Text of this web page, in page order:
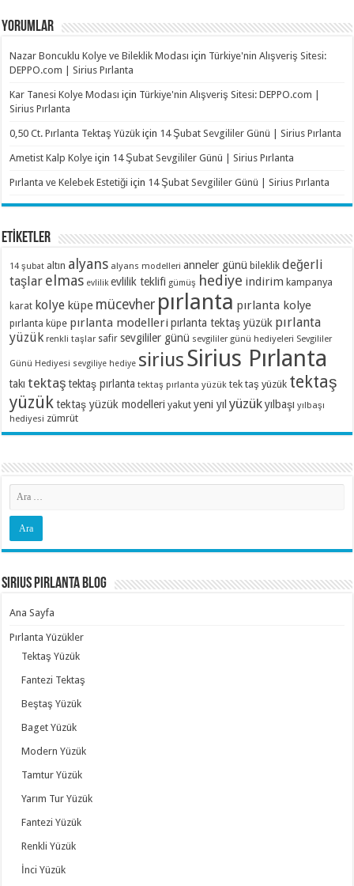
YORUMLAR
Nazar Boncuklu Kolye ve Bileklik Modası için Türkiye'nin Alışveriş Sitesi:
DEPPO.com | Sirius Pırlanta
Kar Tanesi Kolye Modası için Türkiye'nin Alışveriş Sitesi: DEPPO.com |
Sirius Pırlanta
0,50 Ct. Pırlanta Tektaş Yüzük için 14 Şubat Sevgililer Günü | Sirius Pırlanta
Ametist Kalp Kolye için 14 Şubat Sevgililer Günü | Sirius Pırlanta
Pırlanta ve Kelebek Estetiği için 14 Şubat Sevgililer Günü | Sirius Pırlanta
ETİKETLER
14 şubat altın alyans alyans modelleri anneler günü bileklik değerli
taşlar elmas evlilik evlilik teklifi gümüş hediye indirim kampanya
karat kolye küpe mücevher pırlanta pırlanta kolye
pırlanta küpe pırlanta modelleri pırlanta tektaş yüzük pırlanta
yüzük renkli taşlar safir sevgililer günü sevgililer günü hediyeleri Sevgililer
Günü Hediyesi sevgiliye hediye siriusSirius Pırlanta
takı tektaş tektaş pırlanta tektaş pırlanta yüzük tek taş yüzük tektaş
yüzük tektaş yüzük modelleri yakut yeni yıl yüzük yılbaşı yılbaşı
hediyesi zümrüt
Sirius Pırlanta Blog
Ana Sayfa
Pırlanta Yüzükler
Tektaş Yüzük
Fantezi Tektaş
Beştaş Yüzük
Baget Yüzük
Modern Yüzük
Tamtur Yüzük
Yarım Tur Yüzük
Fantezi Yüzük
Renkli Yüzük
İnci Yüzük